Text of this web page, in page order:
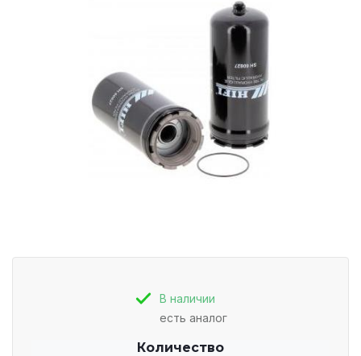
В наличии
есть аналог
Количество